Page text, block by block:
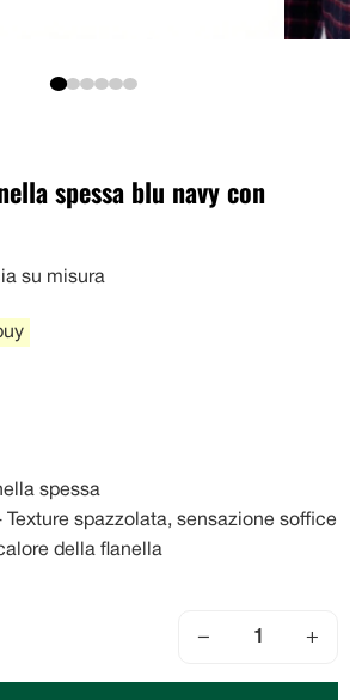
spessa blu navy con
su misura
spessa
spazzolata, sensazione soffice
della flanella
− +